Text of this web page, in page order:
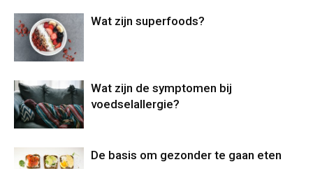
Wat zijn superfoods?
Wat zijn de symptomen bij
voedselallergie?
De basis om gezonder te gaan eten